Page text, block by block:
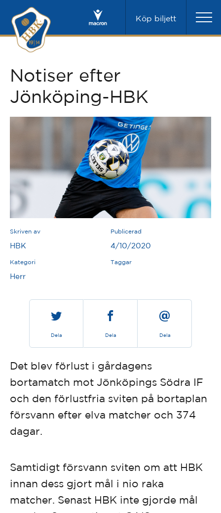
Köp biljett
Notiser efter
Jönköping-HBK
Skriven av
HBK
Publicerad
4/10/2020
Kategori
Herr
Taggar
Dela Dela Dela
Det blev förlust i gårdagens
bortamatch mot Jönköpings Södra IF
och den förlustfria sviten på bortaplan
försvann efter elva matcher och 374
dagar.
Samtidigt försvann sviten om att HBK
innan dess gjort mål i nio raka
matcher. Senast HBK inte gjorde mål